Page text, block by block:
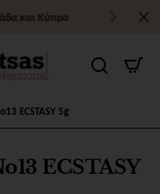
και Κύπρο
ECSTASY
ECSTASY 5g